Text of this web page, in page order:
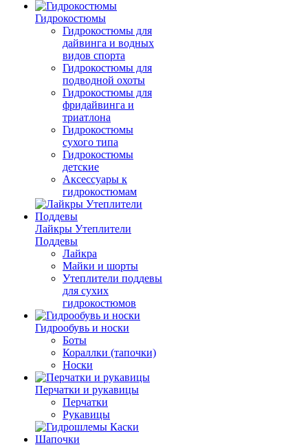
Гидрокостюмы
Гидрокостюмы для
дайвинга и водных
видов спорта
Гидрокостюмы для
подводной охоты
Гидрокостюмы для
фридайвинга и
триатлона
Гидрокостюмы
сухого типа
Гидрокостюмы
детские
Аксессуары к
гидрокостюмам
Лайкры Утеплители
Поддевы
Лайкра
Майки и шорты
Утеплители поддевы
для сухих
гидрокостюмов
Гидрообувь и носки
Боты
Кораллки (тапочки)
Носки
Перчатки и рукавицы
Перчатки
Рукавицы